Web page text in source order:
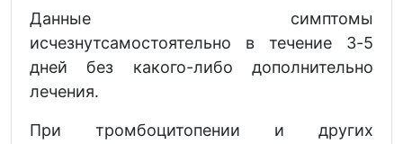
Данные симптомы
исчезнутсамостоятельно в течение 3-5
дней без какого-либо дополнительно
лечения.
При тромбоцитопении и других